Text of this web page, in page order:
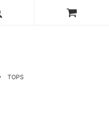
TOPS